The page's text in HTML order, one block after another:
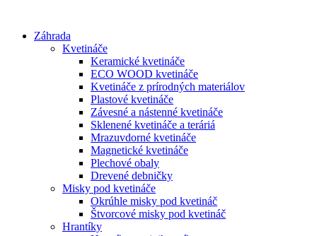
obsah
Záhrada
Kvetináče
Keramické kvetináče
ECO WOOD kvetináče
Kvetináče z prírodných materiálov
Plastové kvetináče
Závesné a nástenné kvetináče
Sklenené kvetináče a teráriá
Mrazuvdorné kvetináče
Magnetické kvetináče
Plechové obaly
Drevené debničky
Misky pod kvetináče
Okrúhle misky pod kvetináč
Štvorcové misky pod kvetináč
Hrantíky